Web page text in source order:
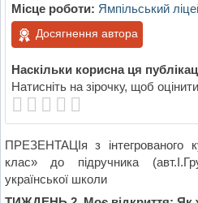
Місце роботи: Ямпільський
Досягнення автора
Наскільки корисна ця
Натисніть на зірочку, щоб
ПРЕЗЕНТАЦІя з інтегрованого
клас» до підручника
української школи